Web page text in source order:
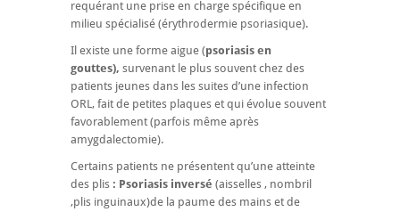
requérant une prise en charge spécifique en
milieu spécialisé (érythrodermie psoriasique).
Il existe une forme aigue (psoriasis en
gouttes), survenant le plus souvent chez des
patients jeunes dans les suites d’une infection
ORL, fait de petites plaques et qui évolue souvent
favorablement (parfois même après
amygdalectomie).
Certains patients ne présentent qu’une atteinte
des plis : Psoriasis inversé (aisselles , nombril
,plis inguinaux)de la paume des mains et de